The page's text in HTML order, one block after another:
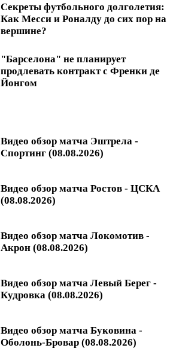
Секреты футбольного долголетия:
Как Месси и Роналду до сих пор на
вершине?
"Барселона" не планирует
продлевать контракт с Френки де
Йонгом
Видео обзор матча Эштрела -
Спортинг (08.08.2026)
Видео обзор матча Ростов - ЦСКА
(08.08.2026)
Видео обзор матча Локомотив -
Акрон (08.08.2026)
Видео обзор матча Левый Берег -
Кудровка (08.08.2026)
Видео обзор матча Буковина -
Оболонь-Бровар (08.08.2026)